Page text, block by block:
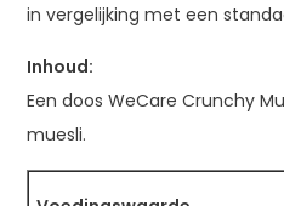
in vergelijking met een
Inhoud:
Een doos WeCare Crunchy
muesli.